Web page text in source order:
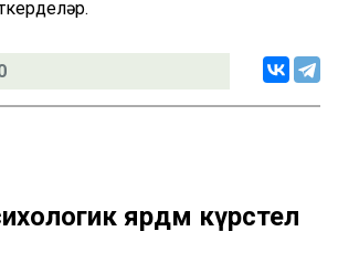
ярдәм күрсәтелә